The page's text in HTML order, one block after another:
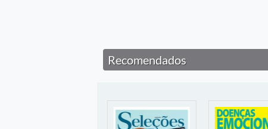
Recomendados